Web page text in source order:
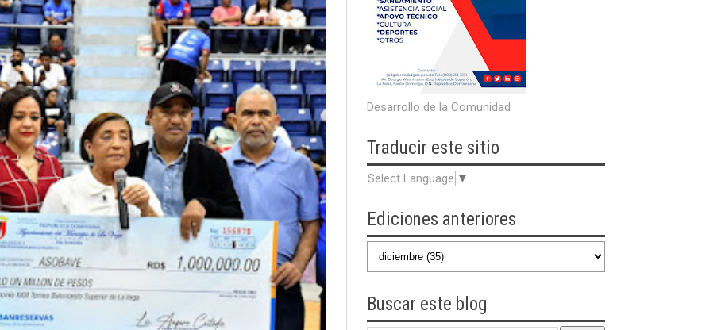
Desarrollo de la Comunidad
Traducir este sitio
Select Language ▼
Ediciones anteriores
Buscar este blog